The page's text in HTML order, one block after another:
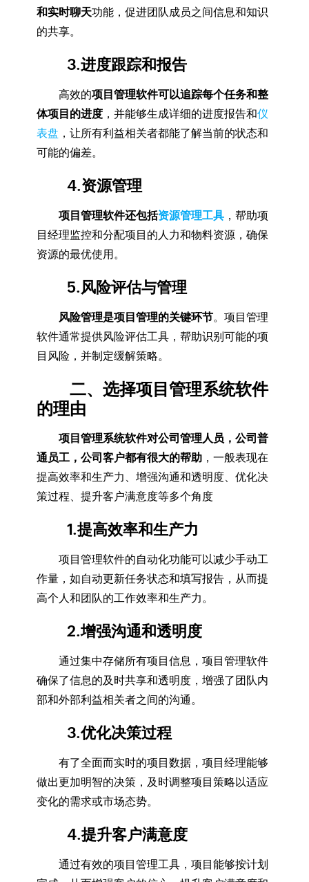
和实时聊天功能，促进团队成员之间信息和知识
的共享。
3.进度跟踪和报告
高效的项目管理软件可以追踪每个任务和整
体项目的进度，并能够生成详细的进度报告和仪
表盘 ，让所有利益相关者都能了解当前的状态和
可能的偏差。
4.资源管理
项目管理软件还包括资源管理工具，帮助项
目经理监控和分配项目的人力和物料资源，确保
资源的最优使用。
5.风险评估与管理
风险管理是项目管理的关键环节。项目管理
软件通常提供风险评估工具，帮助识别可能的项
目风险，并制定缓解策略。
二、选择项目管理系统软件
的理由
项目管理系统软件对公司管理人员，公司普
通员工，公司客户都有很大的帮助，一般表现在
提高效率和生产力、增强沟通和透明度、优化决
策过程、提升客户满意度等多个角度
1.提高效率和生产力
项目管理软件的自动化功能可以减少手动工
作量，如自动更新任务状态和填写报告，从而提
高个人和团队的工作效率和生产力。
2.增强沟通和透明度
通过集中存储所有项目信息，项目管理软件
确保了信息的及时共享和透明度，增强了团队内
部和外部利益相关者之间的沟通。
3.优化决策过程
有了全面而实时的项目数据，项目经理能够
做出更加明智的决策，及时调整项目策略以适应
变化的需求或市场态势。
4.提升客户满意度
通过有效的项目管理工具，项目能够按计划